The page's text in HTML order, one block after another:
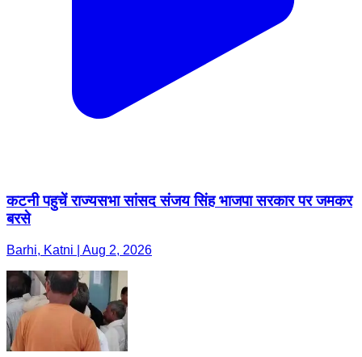
कटनी पहुचें राज्यसभा सांसद संजय सिंह भाजपा सरकार पर जमकर
बरसे
Barhi, Katni | Aug 2, 2026